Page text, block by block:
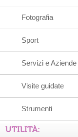
Fotografia
Sport
Servizi e Aziende
Visite guidate
Strumenti
UTILITÀ: